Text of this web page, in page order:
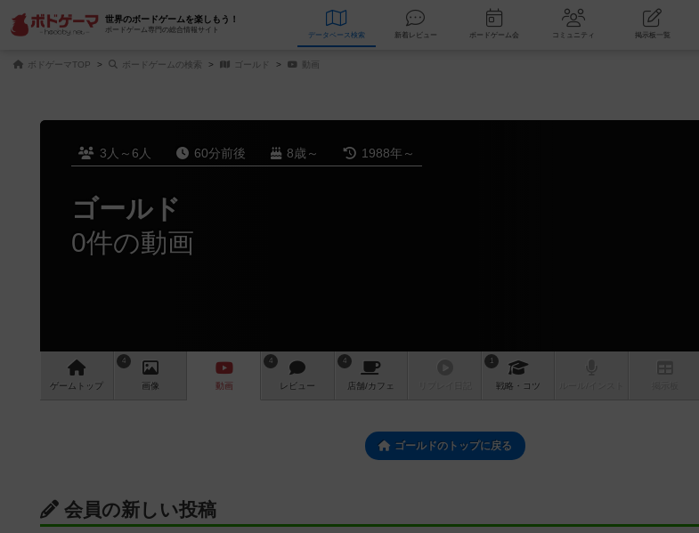
世界のボードゲームを楽しもう！
ボードゲーム専門の総合情報サイト
データベース 検索 新着レビュー ボードゲーム会 コミュニティ
ボドゲーマTOP ボードゲームの検索 ゴールド 動画
3人～6人 60分前後 8歳～ 1988年～
ゴールド
0件の動画
ゲーム トップ
4
画像 動画
4
レビュー
4
店舗/カフェ
1
戦略 ・コツ
ゴールドのトップに戻る
会員の新しい投稿